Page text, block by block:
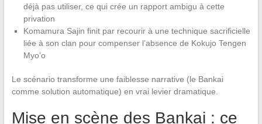
déjà pas utiliser, ce qui crée un rapport ambigu à cette
privation
Komamura Sajin finit par recourir à une technique sacrificielle
liée à son clan pour compenser l’absence de Kokujo Tengen
Myo’o
Le scénario transforme une faiblesse narrative (le Bankai
comme solution automatique) en vrai levier dramatique.
Mise en scène des Bankai : ce